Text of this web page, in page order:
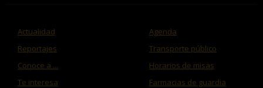
Actualidad
Reportajes
Conoce a ...
Te interesa
Agenda
Transporte público
Horarios de misas
Farmacias de guardia